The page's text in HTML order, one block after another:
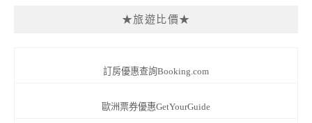
★旅遊比價★
訂房優惠查詢Booking.com
歐洲票券優惠GetYourGuide